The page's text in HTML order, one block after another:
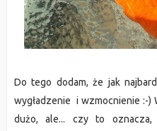
Do tego dodam, że jak
wygładzenie i wzmocnienie :-)
dużo, ale... czy to